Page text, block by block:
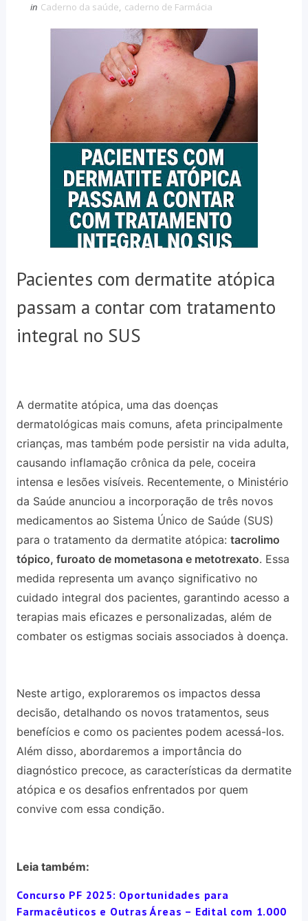
in Caderno da saúde, caderno de Farmácia
Pacientes com dermatite atópica
passam a contar com tratamento
integral no SUS
A dermatite atópica, uma das doenças
dermatológicas mais comuns, afeta principalmente
crianças, mas também pode persistir na vida adulta,
causando inflamação crônica da pele, coceira
intensa e lesões visíveis. Recentemente, o Ministério
da Saúde anunciou a incorporação de três novos
medicamentos ao Sistema Único de Saúde (SUS)
para o tratamento da dermatite atópica: tacrolimo
tópico, furoato de mometasona e metotrexato. Essa
medida representa um avanço significativo no
cuidado integral dos pacientes, garantindo acesso a
terapias mais eficazes e personalizadas, além de
combater os estigmas sociais associados à doença.
Neste artigo, exploraremos os impactos dessa
decisão, detalhando os novos tratamentos, seus
benefícios e como os pacientes podem acessá-los.
Além disso, abordaremos a importância do
diagnóstico precoce, as características da dermatite
atópica e os desafios enfrentados por quem
convive com essa condição.
Leia também:
Concurso PF 2025: Oportunidades para
Farmacêuticos e Outras Áreas – Edital com 1.000